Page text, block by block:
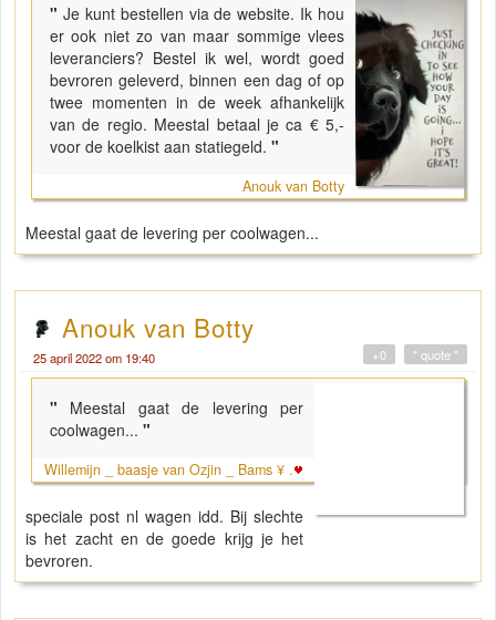
" Je kunt bestellen via de website. Ik hou
er ook niet zo van maar sommige vlees
leveranciers? Bestel ik wel, wordt goed
bevroren geleverd, binnen een dag of op
twee momenten in de week afhankelijk
van de regio. Meestal betaal je ca € 5,-
voor de koelkist aan statiegeld. "
Anouk van Botty
Meestal gaat de levering per coolwagen...
Anouk van Botty
25 april 2022 om 19:40 " quote "
+0
" Meestal gaat de levering per
coolwagen... "
Willemijn _ baasje van Ozjin _ Bams ¥ .
speciale post nl wagen idd. Bij slechte
is het zacht en de goede krijg je het
bevroren.